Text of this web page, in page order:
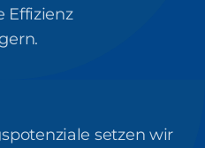
Effizienz
setzen wir